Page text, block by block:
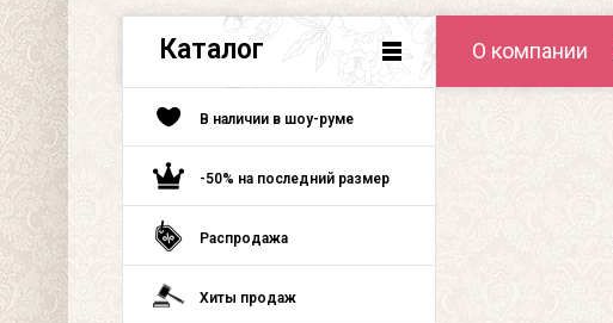
Каталог
В наличии в шоу-руме
-50% на последний размер
Распродажа
Хиты продаж
О компании